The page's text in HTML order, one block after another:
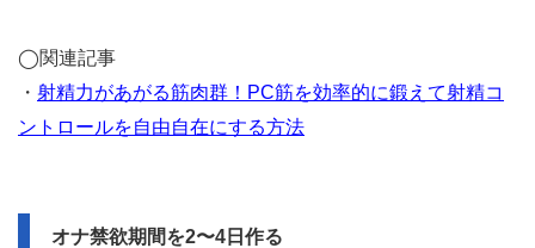
◯関連記事
・ 射精力があがる筋肉群！PC筋を効率的に鍛えて射精コ
ントロールを自由自在にする方法
オナ禁欲期間を2〜4日作る